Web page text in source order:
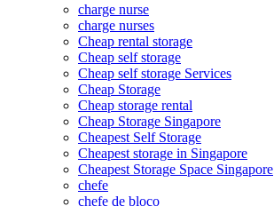
charge nurse
charge nurses
Cheap rental storage
Cheap self storage
Cheap self storage Services
Cheap Storage
Cheap storage rental
Cheap Storage Singapore
Cheapest Self Storage
Cheapest storage in Singapore
Cheapest Storage Space Singapore
chefe
chefe de bloco